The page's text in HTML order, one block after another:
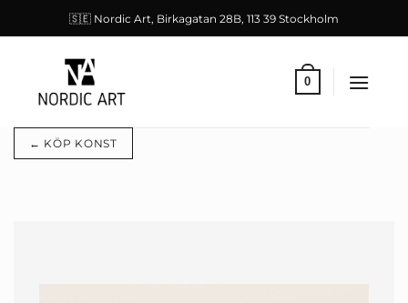
to
🇸🇪 Nordic Art, Birkagatan 28B, 113 39 Stockholm
0
← KÖP KONST